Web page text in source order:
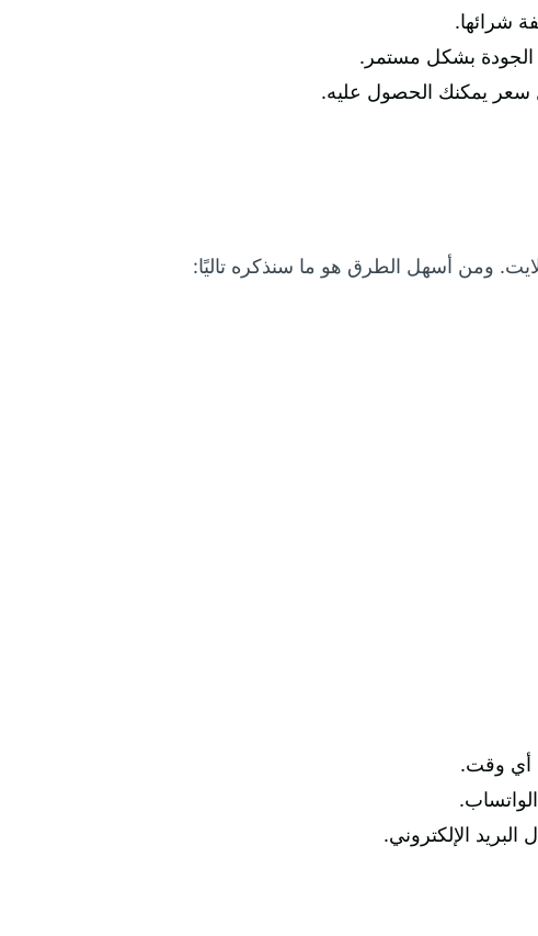
شرائها.
بشكل مستمر.
ومن أسهل الطرق هو ما سنذكره تاليًا:
الإلكتروني.